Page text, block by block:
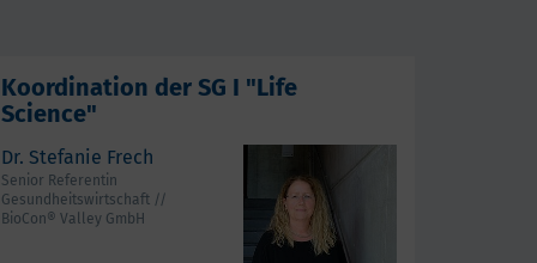
Koordination der SG I "Life
Science"
Dr. Stefanie Frech
Senior Referentin
Gesundheitswirtschaft //
BioCon® Valley GmbH